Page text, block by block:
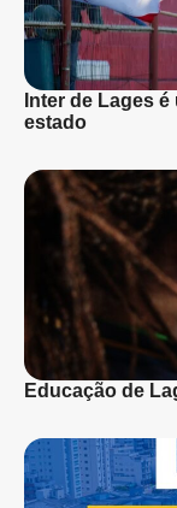
Inter de Lages
estado
Educação de